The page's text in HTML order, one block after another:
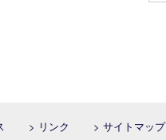
> リンク > サイトマップ